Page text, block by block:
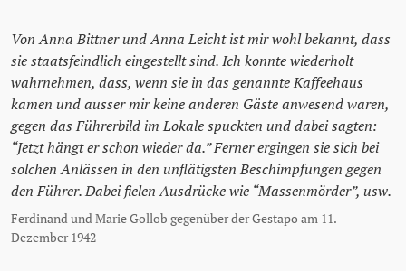
Von Anna Bittner und Anna Leicht ist mir wohl bekannt, dass
sie staatsfeindlich eingestellt sind. Ich konnte wiederholt
wahrnehmen, dass, wenn sie in das genannte Kaffeehaus
kamen und ausser mir keine anderen Gäste anwesend waren,
gegen das Führerbild im Lokale spuckten und dabei sagten:
“Jetzt hängt er schon wieder da.” Ferner ergingen sie sich bei
solchen Anlässen in den unflätigsten Beschimpfungen gegen
den Führer. Dabei fielen Ausdrücke wie “Massenmörder”, usw.
Ferdinand und Marie Gollob gegenüber der Gestapo am 11.
Dezember 1942